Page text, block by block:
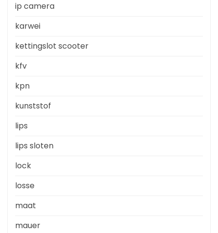
ip camera
karwei
kettingslot scooter
kfv
kpn
kunststof
lips
lips sloten
lock
losse
maat
mauer